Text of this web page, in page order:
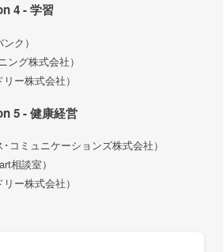
4 - 学習
ク）
グ株式会社）
ー株式会社）
5 - 健康経営
コミュニケーションズ株式会社）
相談室）
ー株式会社）